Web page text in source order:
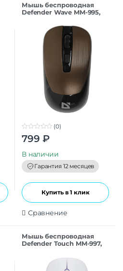
Мышь беспроводная
Defender Wave MM-995,
0
o
t
o
f
5
(0)
799 ₽
В наличии
Гарантия 12 месяцев
Купить в 1 клик
Сравнение
Мышь беспроводная
Defender Touch MM-997,